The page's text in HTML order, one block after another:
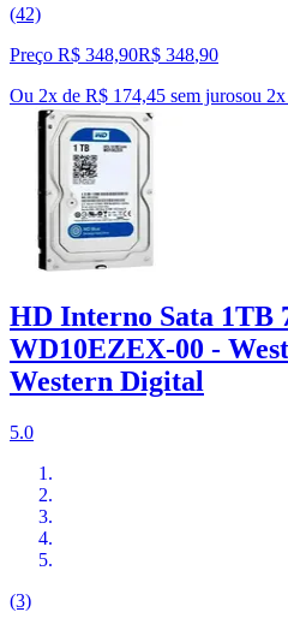
(42)
Preço R$ 348,90R$ 348,90
Ou 2x de R$ 174,45 sem jurosou 2x
HD Interno Sata 1TB
WD10EZEX-00 -
Western Digital
5.0
(3)